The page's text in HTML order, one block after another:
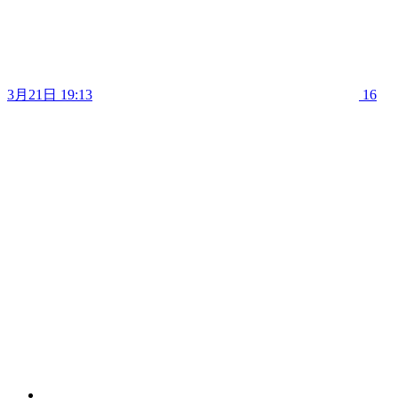
3月21日 19:13 16